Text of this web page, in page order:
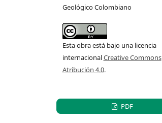
Geológico Colombiano
Esta obra está bajo una licencia
internacionalCreative Commons
Atribución 4.0.
PDF